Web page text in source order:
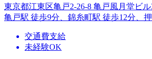
東京都江東区亀戸2-26-8 亀戸風月堂ビル
亀戸駅 徒歩9分、錦糸町駅 徒歩12分、
交通費支給
未経験OK